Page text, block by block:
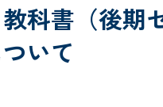
教科書（後
いて